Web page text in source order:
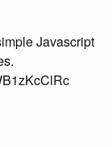
Javascript